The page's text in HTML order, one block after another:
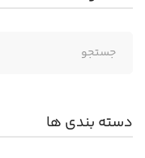
دسته بندی ها